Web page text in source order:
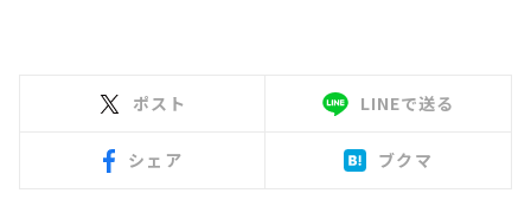
ポスト LINEで送る
シェア ブクマ